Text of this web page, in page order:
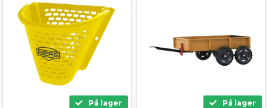
På lager På lager